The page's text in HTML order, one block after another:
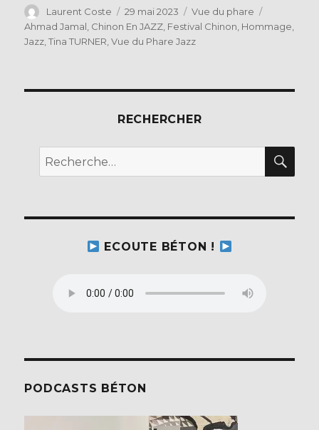
c
e
o
it
te
Auteur
Laurent Coste
Publié
le
29 mai 2023 Catégories
Vue du phare
Ahmad Jamal, Chinon En JAZZ, Festival Chinon, Hommage,
Jazz,Tina TURNER,Vue du Phare Jazz
RECHERCHER
Recherche
pour :
ECOUTE BÉTON !
PODCASTS BÉTON